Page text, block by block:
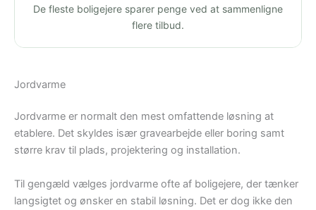
De fleste boligejere sparer penge ved at sammenligne
flere tilbud.
Jordvarme
Jordvarme er normalt den mest omfattende løsning at
etablere. Det skyldes især gravearbejde eller boring samt
større krav til plads, projektering og installation.
Til gengæld vælges jordvarme ofte af boligejere, der tænker
langsigtet og ønsker en stabil løsning. Det er dog ikke den